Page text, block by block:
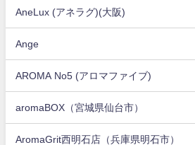
AneLux (アネラグ)(大阪)
Ange
AROMA No5 (アロマファイブ)
aromaBOX（宮城県仙台市）
AromaGrit西明石店（兵庫県明石市）